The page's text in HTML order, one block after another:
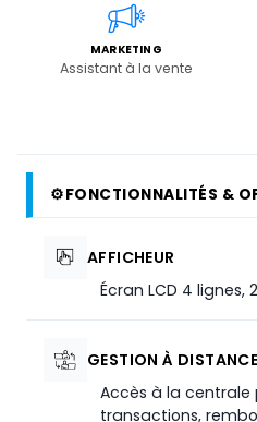
MARKETING
Assistant à la vente
⚙FONCTIONNALITÉS &
AFFICHEUR
Écran LCD 4 lignes,
GESTION À DISTANCE
Accès à la centrale
transactions,